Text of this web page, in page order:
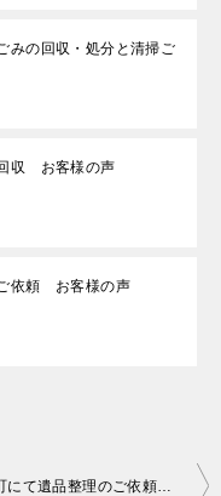
みの回収・処分と清掃ご
収 お客様の声
依頼 お客様の声
水巻町にて遺品整理のご依頼 お客様の声